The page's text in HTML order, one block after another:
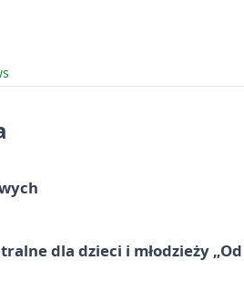
dla dzieci i młodzieży